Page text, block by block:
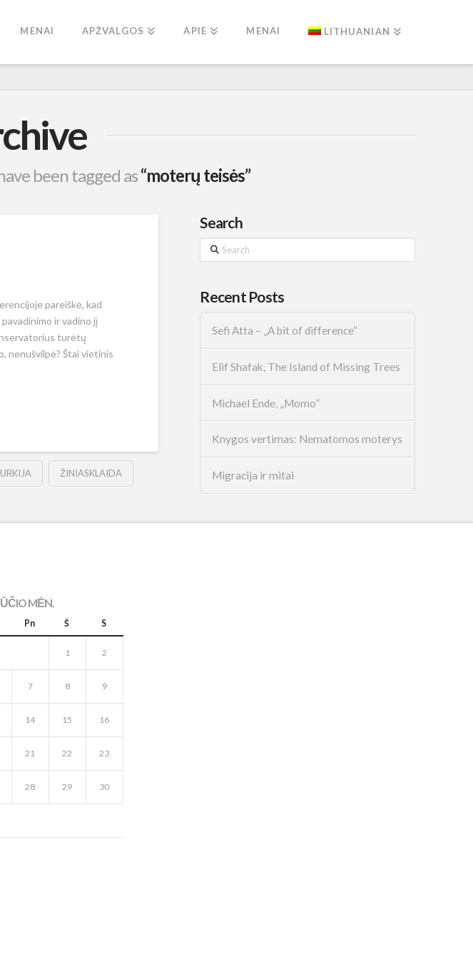
MENAI APŽVALGOS APIE MENAI LITHUANIAN
been tagged as“moterų teisės”
pareiškė, kad
ir vadino jį
turėtų
nenušvilpė? Štai vietinis
ŽINIASKLAIDA
Search
Search
Recent Posts
Sefi Atta – „A bit of difference“
Elif Shafak, The Island of Missing Trees
Michael Ende, „Momo”
Knygos vertimas: Nematomos moterys
Migracija ir mitai
MĖN.
Pn Š S
1 2
7 8 9
14 15 16
21 22 23
28 29 30